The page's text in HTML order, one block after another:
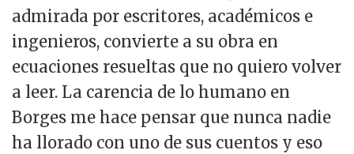
admirada por escritores, académicos e
ingenieros, convierte a su obra en
ecuaciones resueltas que no quiero volver
a leer. La carencia de lo humano en
Borges me hace pensar que nunca nadie
ha llorado con uno de sus cuentos y eso